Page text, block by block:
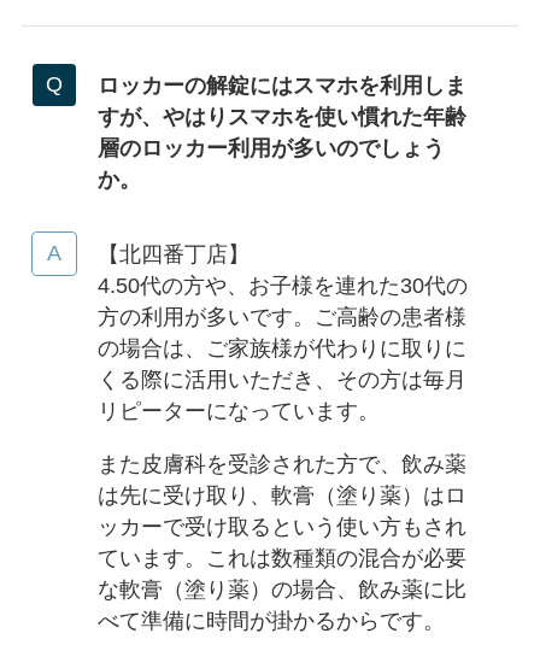
ロッカーの解錠にはスマホを利用しま
すが、やはりスマホを使い慣れた年齢
層のロッカー利用が多いのでしょう
か。
【北四番丁店】
4.50代の方や、お子様を連れた30代の
方の利用が多いです。ご高齢の患者様
の場合は、ご家族様が代わりに取りに
くる際に活用いただき、その方は毎月
リピーターになっています。
また皮膚科を受診された方で、飲み薬
は先に受け取り、軟膏（塗り薬）はロ
ッカーで受け取るという使い方もされ
ています。これは数種類の混合が必要
な軟膏（塗り薬）の場合、飲み薬に比
べて準備に時間が掛かるからです。